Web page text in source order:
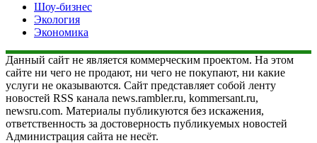
Шоу-бизнес
Экология
Экономика
Данный сайт не является коммерческим проектом. На этом
сайте ни чего не продают, ни чего не покупают, ни какие
услуги не оказываются. Сайт представляет собой ленту
новостей RSS канала news.rambler.ru, kommersant.ru,
newsru.com. Материалы публикуются без искажения,
ответственность за достоверность публикуемых новостей
Администрация сайта не несёт.